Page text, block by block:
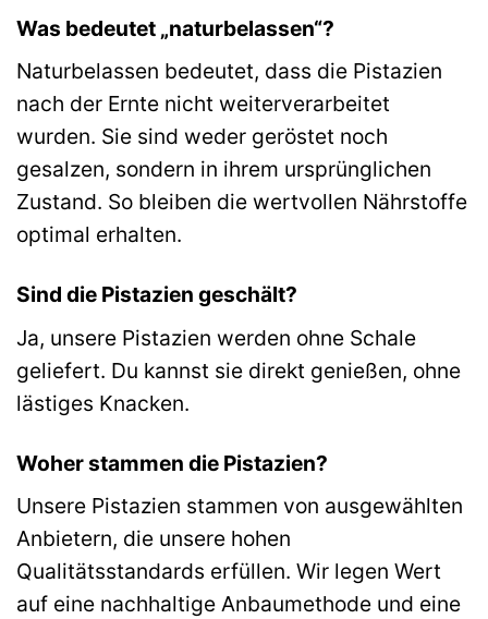
Was bedeutet „naturbelassen“?
Naturbelassen bedeutet, dass die Pistazien
nach der Ernte nicht weiterverarbeitet
wurden. Sie sind weder geröstet noch
gesalzen, sondern in ihrem ursprünglichen
Zustand. So bleiben die wertvollen Nährstoffe
optimal erhalten.
Sind die Pistazien geschält?
Ja, unsere Pistazien werden ohne Schale
geliefert. Du kannst sie direkt genießen, ohne
lästiges Knacken.
Woher stammen die Pistazien?
Unsere Pistazien stammen von ausgewählten
Anbietern, die unsere hohen
Qualitätsstandards erfüllen. Wir legen Wert
auf eine nachhaltige Anbaumethode und eine